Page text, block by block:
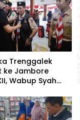
Trenggalek
ke Jambore
Wabup Syah